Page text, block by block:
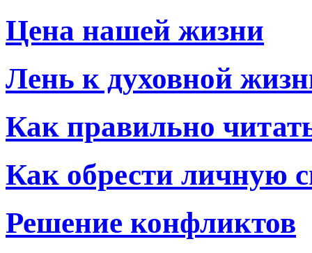
Цена нашей жизни
Лень к духовной
Как правильно
Как обрести личную
Решение конфликтов